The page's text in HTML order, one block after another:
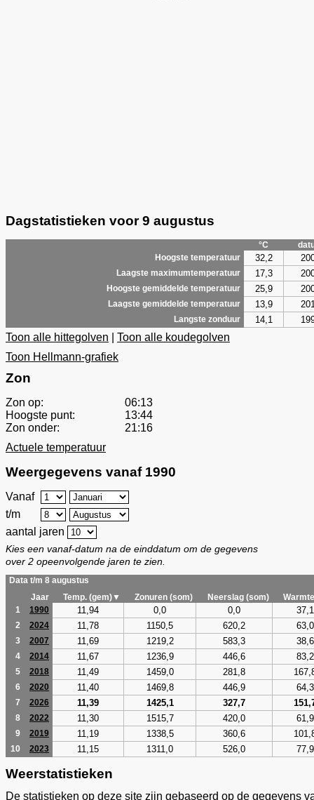
Dagstatistieken voor 9 augustus
°C
Hoogste temperatuur
32,2
Laagste maximumtemperatuur 17,3
Hoogste gemiddelde temperatuur 25,9
Laagste gemiddelde temperatuur 13,9
Langste zonduur 14,1
Toon alle hittegolven
Toon alle koudegolven
Toon Hellmann-grafiek
Zon
Zon op:
06:13
Hoogste punt:
13:44
Zon onder:
21:16
Actuele temperatuur
Weergegevens vanaf 1990
Vanaf
t/m
aantal jaren
Kies een vanaf-datum na de einddatum om de gegevens
over 2 opeenvolgende jaren te zien.
Data t/m 8 augustus
Jaar
Temp. (gem)▼ Zonuren (som) Neerslag (som)
1
1990 11,94 0,0 0,0 37,1
2 2024 11,78 1150,5 620,2 63,0
3 2007 11,69 1219,2 583,3 38,6
4 2014 11,67 1236,9 446,6 83,2
5 2018 11,49 1459,0 281,8
6 2020 11,40 1469,8 446,9 64,3
7 2026 11,39 1425,1 327,7
8 2022 11,30 1515,7 420,0 61,9
9 2019 11,19 1338,5 360,6
10 2023 11,15 1311,0 526,0 77,9
Weerstatistieken
De statistieken op deze site zijn gebaseerd op de gegevens